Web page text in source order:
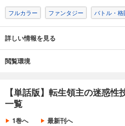
ァンタジー、堂々開幕！
フルカラー ファンタジー バトル・
詳しい情報を見る
閲覧環境
【単話版】転生領主の迷惑
一覧
1巻へ 最新刊へ
あらすじを表示する
143